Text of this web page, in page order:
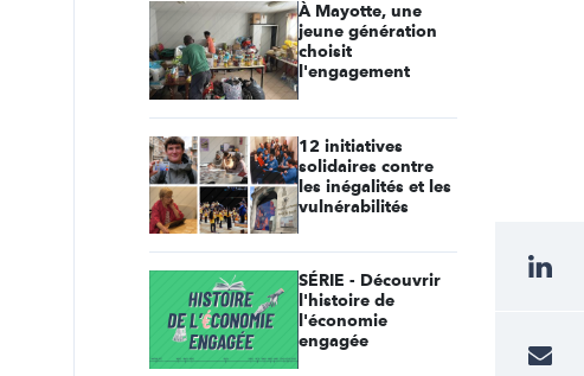
À Mayotte, une
jeune génération
choisit
l'engagement
12 initiatives
solidaires contre
les inégalités et les
vulnérabilités
SÉRIE - Découvrir
l'histoire de
l'économie
engagée